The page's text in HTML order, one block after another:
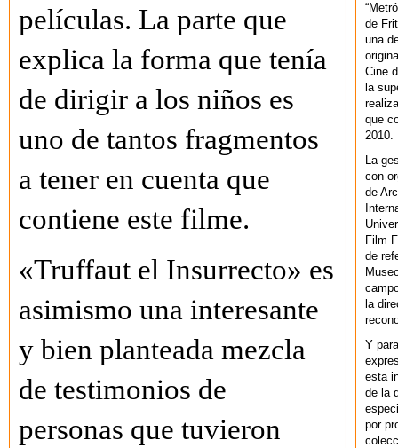
películas. La parte que
explica la forma que tenía
de dirigir a los niños es
uno de tantos fragmentos
a tener en cuenta que
contiene este filme.
«Truffaut el Insurrecto» es
asimismo una interesante
y bien planteada mezcla
de testimonios de
personas que tuvieron
de
una
Cine
la
que
2010.
La
con
de
Film
de
la
Y
esta
de la
por